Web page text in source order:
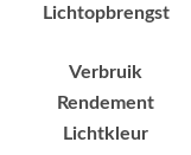
Lichtopbrengst
Verbruik
Rendement
Lichtkleur